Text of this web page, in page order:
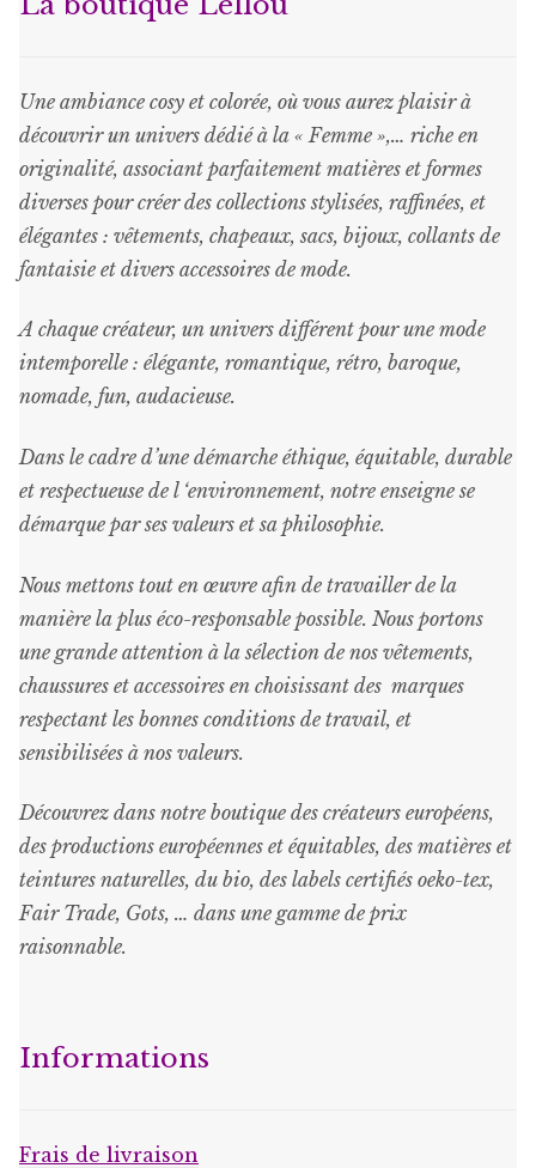
sur
page
produit
Une ambiance cosy et colorée, où vous aurez plaisir à
découvrir un univers dédié à la « Femme »,… riche en
originalité, associant parfaitement matières et formes
diverses pour créer des collections stylisées, raffinées, et
élégantes : vêtements, chapeaux, sacs, bijoux, collants de
fantaisie et divers accessoires de mode.
A chaque créateur, un univers différent pour une mode
intemporelle : élégante, romantique, rétro, baroque,
nomade, fun, audacieuse.
Dans le cadre d’une démarche éthique, équitable, durable
et respectueuse de l ‘environnement, notre enseigne se
démarque par ses valeurs et sa philosophie.
Nous mettons tout en œuvre afin de travailler de la
manière la plus éco-responsable possible. Nous portons
une grande attention à la sélection de nos vêtements,
chaussures et accessoires en choisissant des marques
respectant les bonnes conditions de travail, et
sensibilisées à nos valeurs.
Découvrez dans notre boutique des créateurs européens,
des productions européennes et équitables, des matières et
teintures naturelles, du bio, des labels certifiés oeko-tex,
Fair Trade, Gots, … dans une gamme de prix
raisonnable.
Informations
Frais de livraison